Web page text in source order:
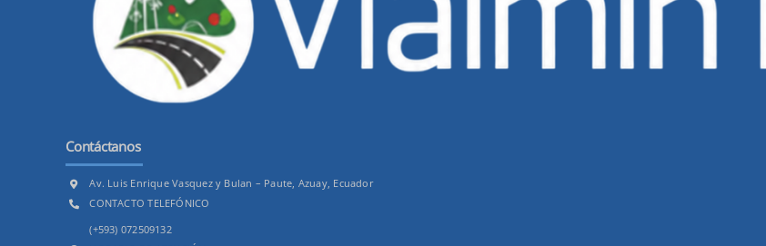
Contáctanos
Av. Luis Enrique Vasquez y Bulan – Paute, Azuay, Ecuador
CONTACTO TELEFÓNICO
(+593) 072509132